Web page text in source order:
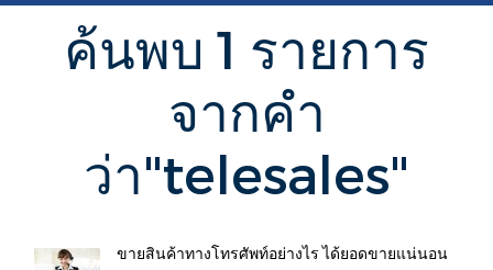
ค้นพบ 1 รายการ
จากคำ
ว่า"telesales"
ขายสินค้าทางโทรศัพท์อย่างไร ได้ยอดขายแน่นอน